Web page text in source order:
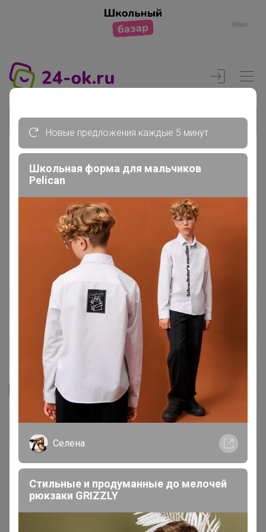
Жми
Запомнить
Регистрация
Войти с помощью других сервисов
Новые предложения каждые 5 минут
Школьная форма для мальчиков
Pelican
Селена
Стильные и продуманные до мелочей
рюкзаки GRIZZLY